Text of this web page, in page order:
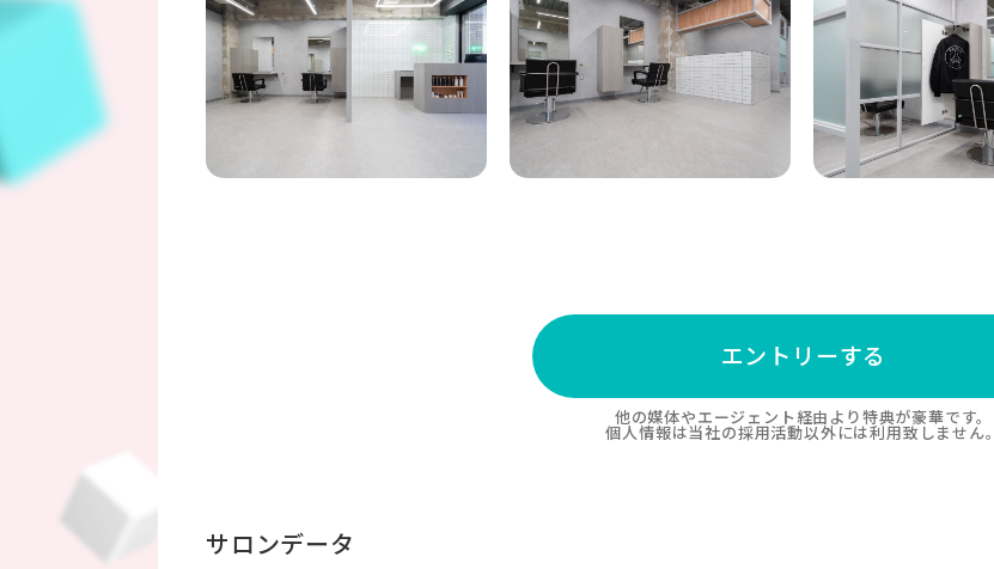
エントリーする
他の媒体やエージェント経由より特典が豪華です。
個人情報は当社の採用活動以外には利用致しません。
サロンデータ